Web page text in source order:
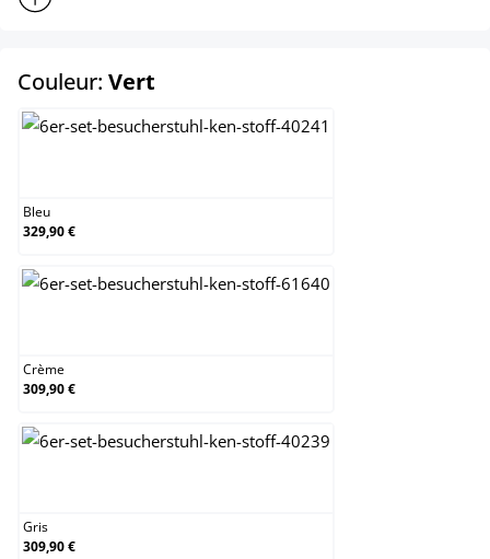
Couleur: Vert
Bleu
329,90 €
Crème
309,90 €
Gris
309,90 €